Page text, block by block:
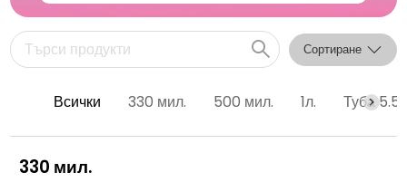
Сортиране
Всички 330 мил. 500 мил. 1л. Туба
330 мил.